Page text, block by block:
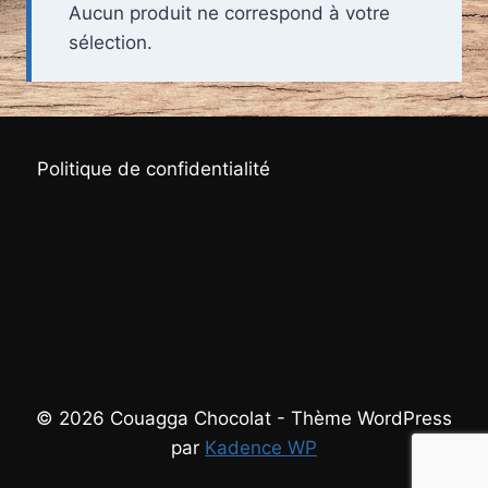
Aucun produit ne correspond à votre
sélection.
Politique de confidentialité
© 2026 Couagga Chocolat - Thème WordPress
par Kadence WP